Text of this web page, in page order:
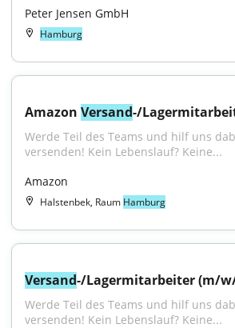
Peter Jensen GmbH
Hamburg
Amazon Versand-/
Werde Teil des Teams und hilf uns
versenden! Kein Lebenslauf? Keine...
Amazon
Halstenbek, Raum Hamburg
Versand-/Lagermitarbeiter (m/
Werde Teil des Teams und hilf uns
versenden! Kein Lebenslauf? Keine...